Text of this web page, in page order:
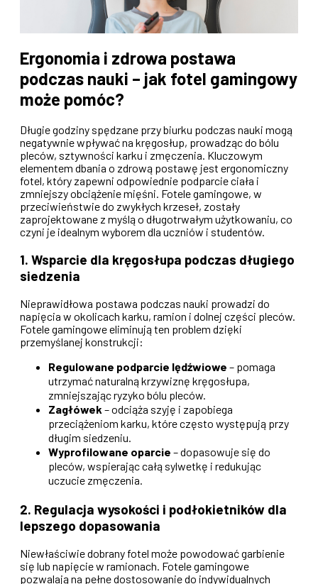
Ergonomia i zdrowa postawa
podczas nauki – jak fotel gamingowy
może pomóc?
Długie godziny spędzane przy biurku podczas nauki mogą
negatywnie wpływać na kręgosłup, prowadząc do bólu
pleców, sztywności karku i zmęczenia. Kluczowym
elementem dbania o zdrową postawę jest ergonomiczny
fotel, który zapewni odpowiednie podparcie ciała i
zmniejszy obciążenie mięśni. Fotele gamingowe, w
przeciwieństwie do zwykłych krzeseł, zostały
zaprojektowane z myślą o długotrwałym użytkowaniu, co
czyni je idealnym wyborem dla uczniów i studentów.
1. Wsparcie dla kręgosłupa podczas długiego
siedzenia
Nieprawidłowa postawa podczas nauki prowadzi do
napięcia w okolicach karku, ramion i dolnej części pleców.
Fotele gamingowe eliminują ten problem dzięki
przemyślanej konstrukcji:
Regulowane podparcie lędźwiowe – pomaga
utrzymać naturalną krzywiznę kręgosłupa,
zmniejszając ryzyko bólu pleców.
Zagłówek – odciąża szyję i zapobiega
przeciążeniom karku, które często występują przy
długim siedzeniu.
Wyprofilowane oparcie – dopasowuje się do
pleców, wspierając całą sylwetkę i redukując
uczucie zmęczenia.
2. Regulacja wysokości i podłokietników dla
lepszego dopasowania
Niewłaściwie dobrany fotel może powodować garbienie
się lub napięcie w ramionach. Fotele gamingowe
pozwalają na pełne dostosowanie do indywidualnych